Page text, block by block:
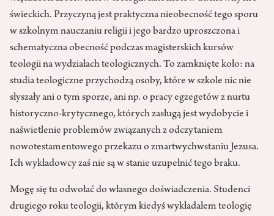
świeckich. Przyczyną jest praktyczna nieobecność tego sporu
w szkolnym nauczaniu religii i jego bardzo uproszczona i
schematyczna obecność podczas magisterskich kursów
teologii na wydziałach teologicznych. To zamknięte koło: na
studia teologiczne przychodzą osoby, które w szkole nic nie
słyszały ani o tym sporze, ani np. o pracy egzegetów z nurtu
historyczno-krytycznego, których zasługą jest wydobycie i
naświetlenie problemów związanych z odczytaniem
nowotestamentowego przekazu o zmartwychwstaniu Jezusa.
Ich wykładowcy zaś nie są w stanie uzupełnić tego braku.
Mogę się tu odwołać do własnego doświadczenia. Studenci
drugiego roku teologii, którym kiedyś wykładałem teologię